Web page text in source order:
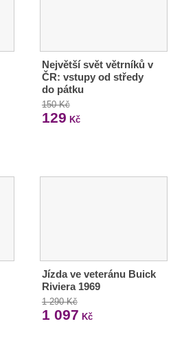
Největší svět větrníků v
ČR: vstupy od středy
do pátku
150 Kč
129 Kč
Jízda ve veteránu Buick
Riviera 1969
1 290 Kč
1 097 Kč